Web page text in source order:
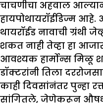
चाचणीचा अहवाल
हायपोथायरॉईडिज्म
थायरॉईड नावाची ग्रंथी
शकत नाही तेव्हा हा
आवश्यक हार्मोन्स मिळू
डॉक्टरांनी तिला
काही दिवसांनंतर पुन्हा
सांगितले, जेणेकरून